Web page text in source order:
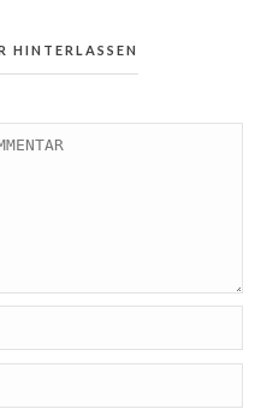
HINTERLASSEN